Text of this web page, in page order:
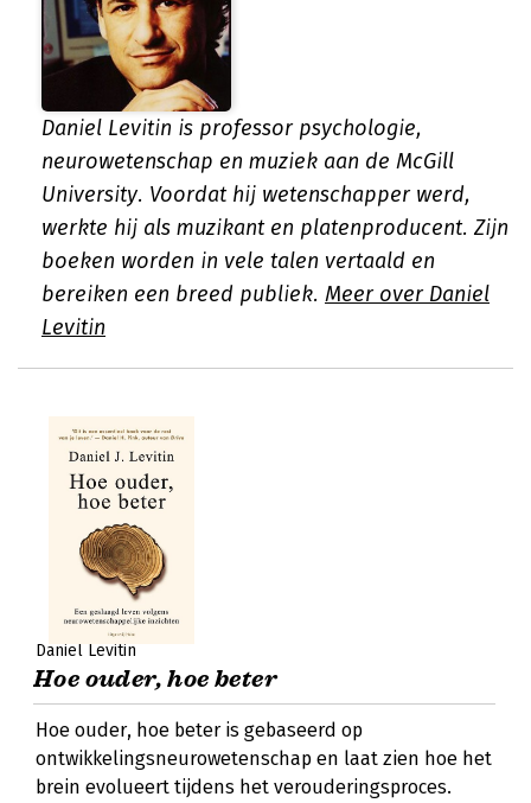
Daniel Levitin is professor psychologie,
neurowetenschap en muziek aan de McGill
University. Voordat hij wetenschapper werd,
werkte hij als muzikant en platenproducent. Zijn
boeken worden in vele talen vertaald en
bereiken een breed publiek. Meer over Daniel
Levitin
Daniel Levitin
Hoe ouder, hoe beter
Hoe ouder, hoe beter is gebaseerd op
ontwikkelingsneurowetenschap en laat zien hoe het
brein evolueert tijdens het verouderingsproces.